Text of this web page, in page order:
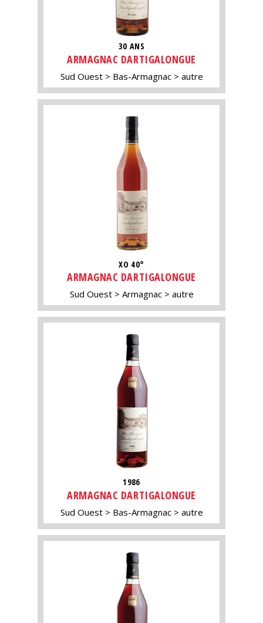
30 ANS
ARMAGNAC DARTIGALONGUE
Sud Ouest Bas-Armagnac autre
XO 40°
ARMAGNAC DARTIGALONGUE
Sud Ouest Armagnac autre
1986
ARMAGNAC DARTIGALONGUE
Sud Ouest Bas-Armagnac autre